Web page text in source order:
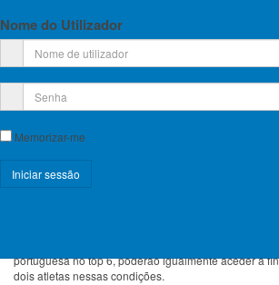
Nome do Utilizador
Memorizar-me
Data:7 de março de 2026
Local: Parque Desportivo de Estômbar (Lagoa)
Prova:Taça de Portugal de Bloco — Sub-21
Participação
A prova é aberta a atletas filiados na FPME, com
Regulamento de Competições Nacionais de Escalada
Esta competição é a primeira de três etapas e pontua
portuguesa no top 6, poderão igualmente aceder à
dois atletas nessas condições.